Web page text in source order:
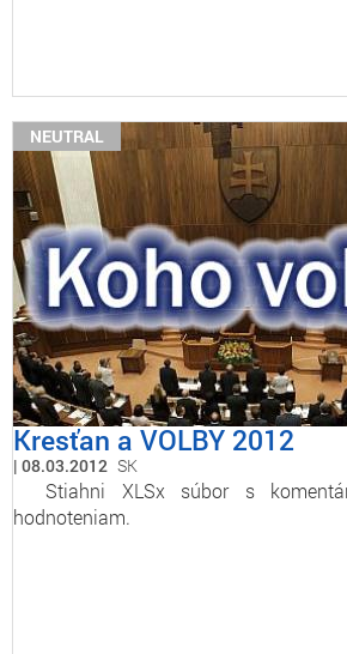
NEUTRAL
Kresťan a VOLBY 2012
08.03.2012 SK
Stiahni XLSx súbor s
hodnoteniam.